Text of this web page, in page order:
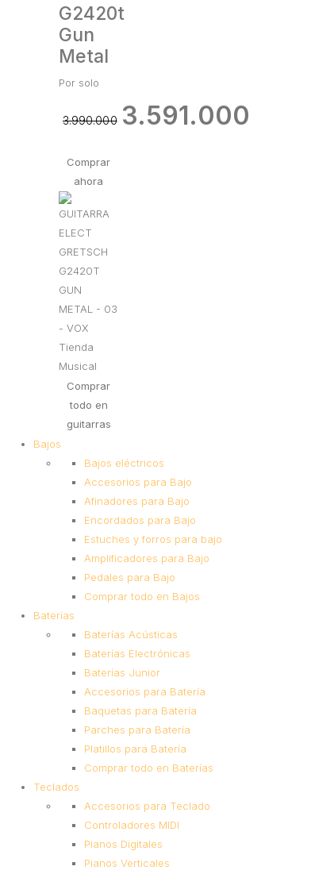
G2420t
Gun
Metal
Por solo
3.990.000 3.591.000
Comprar
ahora
Comprar
todo en
guitarras
Bajos
Bajos eléctricos
Accesorios para Bajo
Afinadores para Bajo
Encordados para Bajo
Estuches y forros para bajo
Amplificadores para Bajo
Pedales para Bajo
Comprar todo en Bajos
Baterías
Baterías Acústicas
Baterías Electrónicas
Baterías Junior
Accesorios para Batería
Baquetas para Batería
Parches para Batería
Platillos para Batería
Comprar todo en Baterías
Teclados
Accesorios para Teclado
Controladores MIDI
Pianos Digitales
Pianos Verticales